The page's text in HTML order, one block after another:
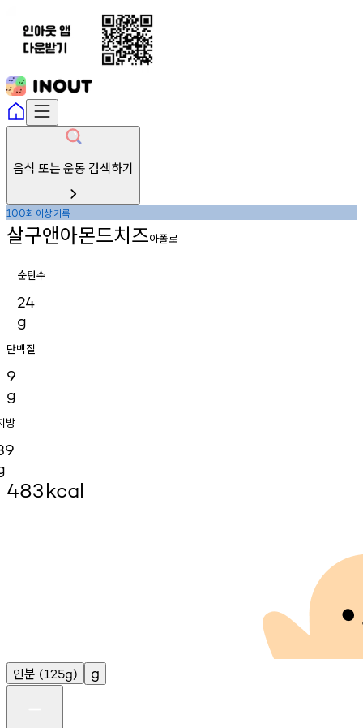
음식 또는 운동 검색하기
100회 이상기록
살구앤아몬드치즈아폴로
순탄수
24
g
단백질
9
g
방
483kcal
인분 (125g) g